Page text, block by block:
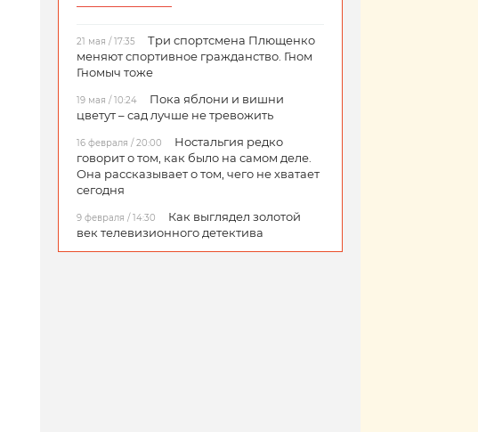
21 мая / 17:35
Три спортсмена Плющенко
меняют спортивное гражданство. Гном
Гномыч тоже
19 мая / 10:24
Пока яблони и вишни
цветут – сад лучше не тревожить
16 февраля / 20:00
Ностальгия редко
говорит о том, как было на самом деле.
Она рассказывает о том, чего не хватает
сегодня
9 февраля / 14:30
Как выглядел золотой
век телевизионного детектива